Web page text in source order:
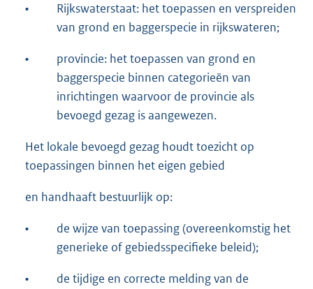
•
Rijkswaterstaat: het toepassen en verspreiden
van grond en baggerspecie in rijkswateren;
•
provincie: het toepassen van grond en
baggerspecie binnen categorieën van
inrichtingen waarvoor de provincie als
bevoegd gezag is aangewezen.
Het lokale bevoegd gezag houdt toezicht op
toepassingen binnen het eigen gebied
en handhaaft bestuurlijk op:
•
de wijze van toepassing (overeenkomstig het
generieke of gebiedsspecifieke beleid);
•
de tijdige en correcte melding van de